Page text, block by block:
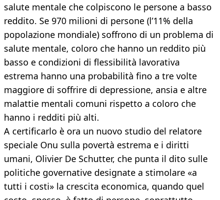
salute mentale che colpiscono le persone a basso
reddito. Se 970 milioni di persone (l’11% della
popolazione mondiale) soffrono di un problema di
salute mentale, coloro che hanno un reddito più
basso e condizioni di flessibilità lavorativa
estrema hanno una probabilità fino a tre volte
maggiore di soffrire di depressione, ansia e altre
malattie mentali comuni rispetto a coloro che
hanno i redditi più alti.
A certificarlo è ora un nuovo studio del relatore
speciale Onu sulla povertà estrema e i diritti
umani, Olivier De Schutter, che punta il dito sulle
politiche governative designate a stimolare «a
tutti i costi» la crescita economica, quando quel